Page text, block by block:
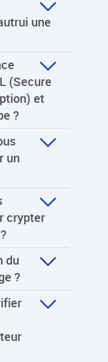
une
(Secure
et
?
un
crypter
du
?